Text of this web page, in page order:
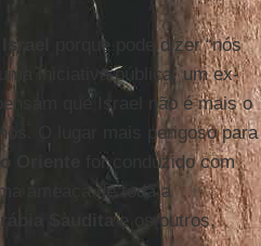
Israel
porque pode dizer “nós
iniciativa pública, um ex-
que Israel não é mais o
O lugar mais perigoso para
Oriente
for conduzido com
ameaça de toda a
Saudita e os outros,